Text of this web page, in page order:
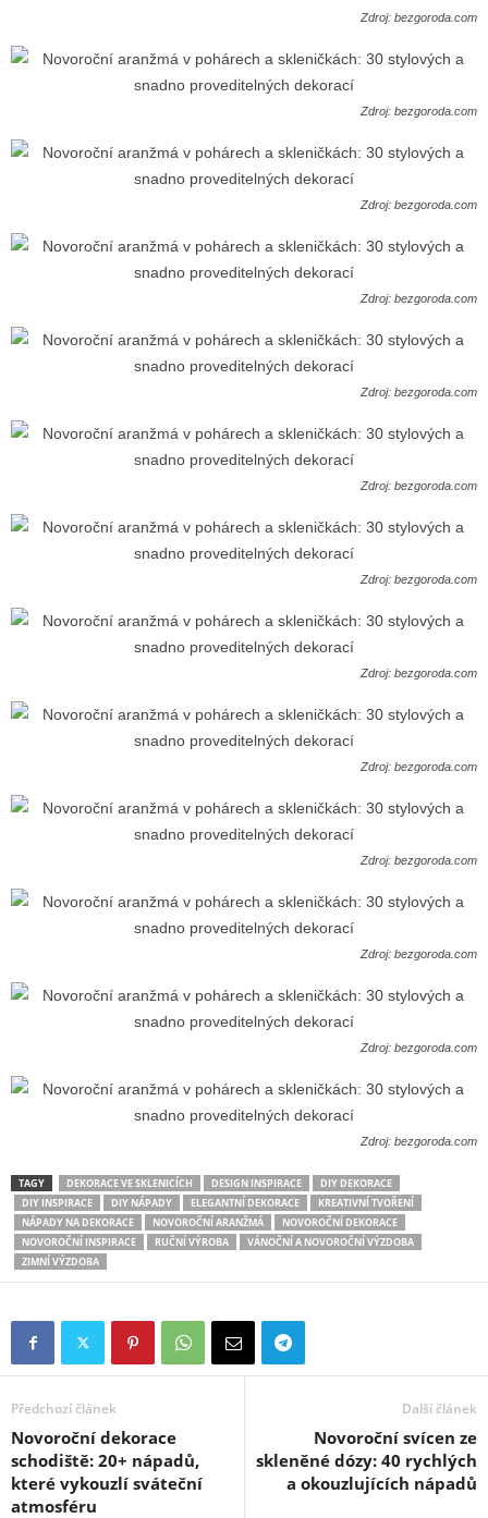
Zdroj: bezgoroda.com
Zdroj: bezgoroda.com
Zdroj: bezgoroda.com
Zdroj: bezgoroda.com
Zdroj: bezgoroda.com
Zdroj: bezgoroda.com
Zdroj: bezgoroda.com
Zdroj: bezgoroda.com
Zdroj: bezgoroda.com
Zdroj: bezgoroda.com
Zdroj: bezgoroda.com
Zdroj: bezgoroda.com
Zdroj: bezgoroda.com
TAGY DEKORACE VE SKLENICÍCH DESIGN INSPIRACE
DIY DEKORACE
DIY INSPIRACE
DIY NÁPADY ELEGANTNÍ DEKORACE
KREATIVNÍ TVOŘENÍ
NÁPADY NA DEKORACE
NOVOROČNÍ ARANŽMÁ
NOVOROČNÍ DEKORACE
NOVOROČNÍ INSPIRACE
RUČNÍ VÝROBA
VÁNOČNÍ A NOVOROČNÍ VÝZDOBA
ZIMNÍ VÝZDOBA
Předchozí článek
Novoroční dekorace
schodiště: 20+ nápadů,
které vykouzlí sváteční
atmosféru
Další článek
Novoroční svícen ze
skleněné dózy: 40 rychlých
a okouzlujících nápadů